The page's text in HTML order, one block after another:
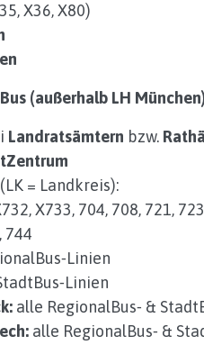
X36, X80)
(außerhalb LH München)
Landratsämtern bzw.
= Landkreis):
X733, 704, 708, 721,
744
alle RegionalBus‑ &
alle RegionalBus‑ &